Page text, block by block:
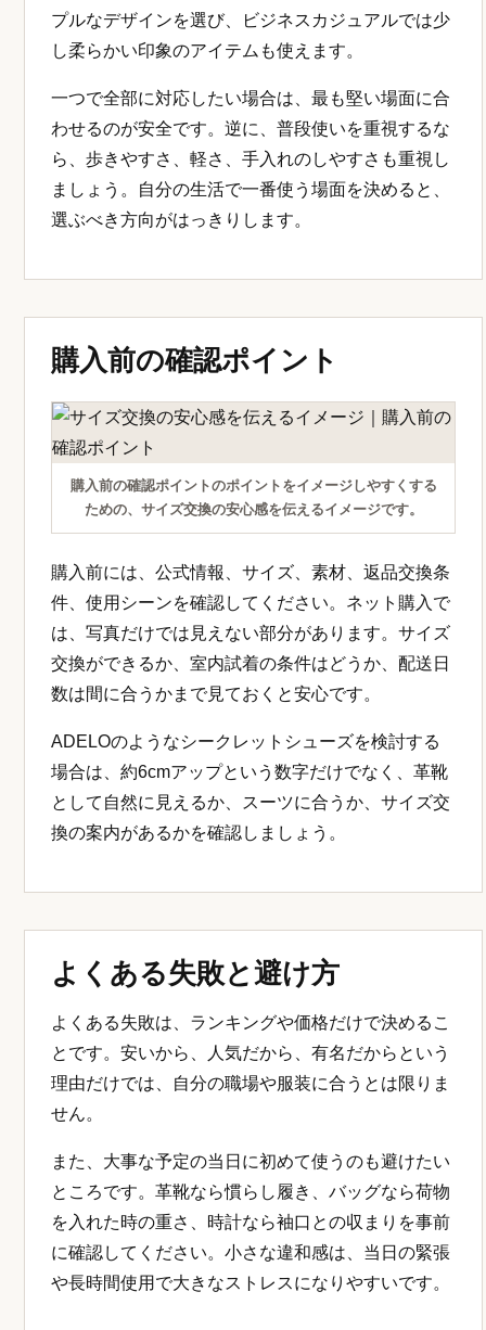
プルなデザインを選び、ビジネスカジュアルでは少
し柔らかい印象のアイテムも使えます。
一つで全部に対応したい場合は、最も堅い場面に合
わせるのが安全です。逆に、普段使いを重視するな
ら、歩きやすさ、軽さ、手入れのしやすさも重視し
ましょう。自分の生活で一番使う場面を決めると、
選ぶべき方向がはっきりします。
購入前の確認ポイント
購入前の確認ポイントのポイントをイメージしやすくする
ための、サイズ交換の安心感を伝えるイメージです。
購入前には、公式情報、サイズ、素材、返品交換条
件、使用シーンを確認してください。ネット購入で
は、写真だけでは見えない部分があります。サイズ
交換ができるか、室内試着の条件はどうか、配送日
数は間に合うかまで見ておくと安心です。
ADELOのようなシークレットシューズを検討する
場合は、約6cmアップという数字だけでなく、革靴
として自然に見えるか、スーツに合うか、サイズ交
換の案内があるかを確認しましょう。
よくある失敗と避け方
よくある失敗は、ランキングや価格だけで決めるこ
とです。安いから、人気だから、有名だからという
理由だけでは、自分の職場や服装に合うとは限りま
せん。
また、大事な予定の当日に初めて使うのも避けたい
ところです。革靴なら慣らし履き、バッグなら荷物
を入れた時の重さ、時計なら袖口との収まりを事前
に確認してください。小さな違和感は、当日の緊張
や長時間使用で大きなストレスになりやすいです。